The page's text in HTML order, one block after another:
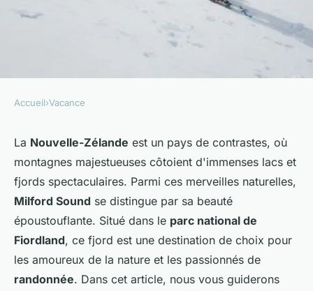
Comment organiser une
randonnée pour découvrir les
fjords en Nouvelle-Zélande?
Enzo•30 juin 2024•6 min de lecture
Accueil›Vacance
La Nouvelle-Zélande est un pays de contrastes, où
montagnes majestueuses côtoient d'immenses lacs et
fjords spectaculaires. Parmi ces merveilles naturelles,
Milford Sound se distingue par sa beauté
époustouflante. Situé dans le parc national de
Fiordland, ce fjord est une destination de choix pour
les amoureux de la nature et les passionnés de
randonnée. Dans cet article, nous vous guiderons